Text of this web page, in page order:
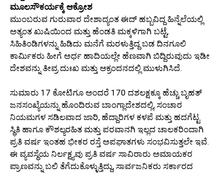
ಮೂಲಸೌಕರ್ಯಕ್ಕೆ ಆಕ್ರೋಶ
ಮುಂಬರುವ ಗುರುವಾರ ದೇಶಾದ್ಯಂತ ಈದ್ ಹಬ್ಬವಿದ್ದ ಹಿನ್ನೆಲೆಯಲ್ಲಿ
ಅತ್ಯಂತ ಖುಷಿಯಿಂದ ಮತ್ತು ಹೆಂಡತಿ ಮಕ್ಕಳಿಗಾಗಿ ಬಟ್ಟೆ,
ಸಿಹಿತಿಂಡಿಗಳನ್ನು ಹಿಡಿದು ಮನೆಗೆ ಮರಳುತ್ತಿದ್ದ ಬಡ ದಿನಗೂಲಿ
ಕಾರ್ಮಿಕರು ಹೀಗೆ ಅರ್ಧ ಹಾದಿಯಲ್ಲೇ ಹೆಣವಾಗಿ ಬಿದ್ದಿರುವುದು ಇಡೀ
ದೇಶವನ್ನು ತೀವ್ರ ದುಃಖ ಮತ್ತು ಆಕ್ರಂದನದಲ್ಲಿ ಮುಳುಗಿಸಿದೆ.
ಸುಮಾರು 17 ಕೋಟಿಗೂ ಅಂದರೆ 170 ದಶಲಕ್ಷಕ್ಕೂ ಹೆಚ್ಚು ಬೃಹತ್
ಜನಸಂಖ್ಯೆಯನ್ನು ಹೊಂದಿರುವ ಬಾಂಗ್ಲಾದೇಶದಲ್ಲಿ, ಸಂಚಾರ
ನಿಯಮಗಳ ಸಡಿಲವಾದ ಜಾರಿ, ಹೆದ್ದಾರಿಗಳ ಕಳಪೆ ಮತ್ತು ಹದಗೆಟ್ಟ
ಸ್ಥಿತಿ ಹಾಗೂ ಕೌಶಲ್ಯರಹಿತ ಮತ್ತು ಪರವಾನಗಿ ಇಲ್ಲದ ಚಾಲಕರಿಂದಾಗಿ
ಪ್ರತಿ ವರ್ಷ ಇಂತಹ ಭೀಕರ ರಸ್ತೆ ಅಪಘಾತಗಳು ಸಂಭವಿಸುತ್ತಲೇ ಇವೆ.
ಈ ವ್ಯವಸ್ಥೆಯ ನಿರ್ಲಕ್ಷ್ಯವು ಪ್ರತಿ ವರ್ಷ ಸಾವಿರಾರು ಅಮಾಯಕರ
ಪ್ರಾಣವನ್ನು ಬಲಿ ತೆಗೆದುಕೊಳ್ಳುತ್ತಿದ್ದು, ಸಾರ್ವಜನಿಕರು ಸರ್ಕಾರದ